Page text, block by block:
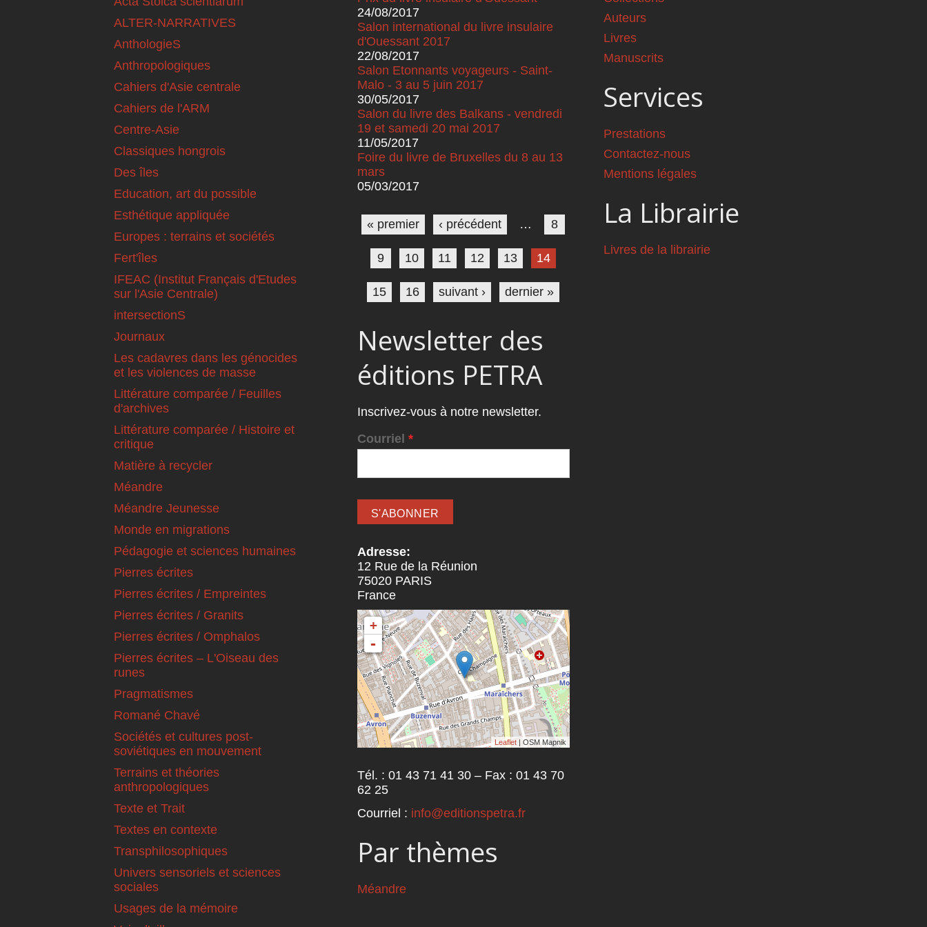
ALTER-NARRATIVES
AnthologieS
Anthropologiques
Cahiers d'Asie centrale
Cahiers de l'ARM
Centre-Asie
Classiques hongrois
Des îles
Education, art du possible
Esthétique appliquée
Europes : terrains et sociétés
Fert'îles
IFEAC (Institut Français d'Etudes
sur l'Asie Centrale)
intersectionS
Journaux
Les cadavres dans les génocides
et les violences de masse
Littérature comparée / Feuilles
d'archives
Littérature comparée / Histoire et
critique
Matière à recycler
Méandre
Méandre Jeunesse
Monde en migrations
Pédagogie et sciences humaines
Pierres écrites
Pierres écrites / Empreintes
Pierres écrites / Granits
Pierres écrites / Omphalos
Pierres écrites – L'Oiseau des
runes
Pragmatismes
Romané Chavé
Sociétés et cultures post-
soviétiques en mouvement
Terrains et théories
anthropologiques
Texte et Trait
Textes en contexte
Transphilosophiques
Univers sensoriels et sciences
sociales
Usages de la mémoire
24/08/2017
Salon international du livre insulaire
d'Ouessant 2017
22/08/2017
Salon Etonnants voyageurs - Saint-
Malo - 3 au 5 juin 2017
30/05/2017
Salon du livre des Balkans - vendredi
19 et samedi 20 mai 2017
11/05/2017
Foire du livre de Bruxelles du 8 au 13
mars
05/03/2017
Pages
« premier ‹ précédent … 8
9 10 11 12 13 14
15 16 suivant › dernier »
Newsletter des
éditions PETRA
Inscrivez-vous à notre newsletter.
Courriel *
Adresse:
12 Rue de la Réunion
75020 PARIS
France
+
-
Leaflet | OSM Mapnik
Tél. : 01 43 71 41 30 – Fax : 01 43 70
62 25
Courriel : info@editionspetra.fr
Par thèmes
Méandre
Auteurs
Livres
Manuscrits
Services
Prestations
Contactez-nous
Mentions légales
La Librairie
Livres de la librairie